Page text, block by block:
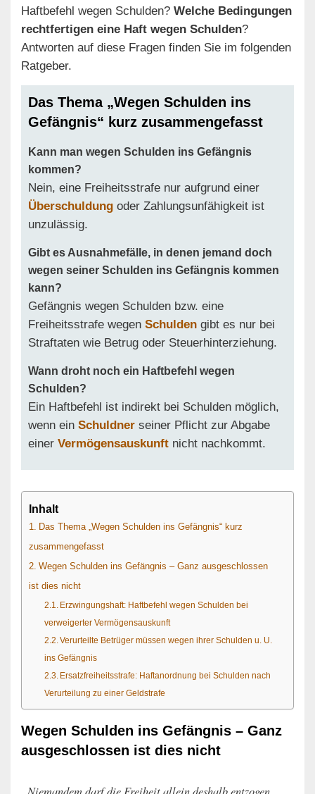
Haftbefehl wegen Schulden? Welche Bedingungen
rechtfertigen eine Haft wegen Schulden?
Antworten auf diese Fragen finden Sie im folgenden
Ratgeber.
Das Thema „Wegen Schulden ins
Gefängnis“ kurz zusammen­gefasst
Kann man wegen Schulden ins Gefängnis
kommen?
Nein, eine Freiheitsstrafe nur aufgrund einer
Überschuldung oder Zahlungsunfähigkeit ist
unzulässig.
Gibt es Ausnahmefälle, in denen jemand doch
wegen seiner Schulden ins Gefängnis kommen
kann?
Gefängnis wegen Schulden bzw. eine
Freiheitsstrafe wegen Schulden gibt es nur bei
Straftaten wie Betrug oder Steuerhinterziehung.
Wann droht noch ein Haftbefehl wegen
Schulden?
Ein Haftbefehl ist indirekt bei Schulden möglich,
wenn ein Schuldner seiner Pflicht zur Abgabe
einer Vermögensauskunft nicht nachkommt.
Inhalt
Das Thema „Wegen Schulden ins Gefängnis“ kurz
zusammen­gefasst
Wegen Schulden ins Gefängnis – Ganz ausgeschlossen
ist dies nicht
Erzwingungshaft: Haftbefehl wegen Schulden bei
verweigerter Vermögensauskunft
Verurteilte Betrüger müssen wegen ihrer Schulden u. U.
ins Gefängnis
Ersatzfreiheitsstrafe: Haftanordnung bei Schulden nach
Verurteilung zu einer Geldstrafe
Wegen Schulden ins Gefängnis – Ganz
ausgeschlossen ist dies nicht
„Niemandem darf die Freiheit allein deshalb entzogen